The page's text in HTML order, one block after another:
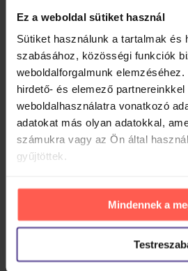
Ez a weboldal sütiket használ
Sütiket használunk a tartalmak és
szabásához, közösségi funkciók
weboldalforgalmunk
hirdető- és elemező
weboldalhasználatra vonatkozó
adatokat más olyan adatokkal,
számukra vagy az Ön által
gyűjtöttek.
Mindennek a
Terra Atlantica: Oceans